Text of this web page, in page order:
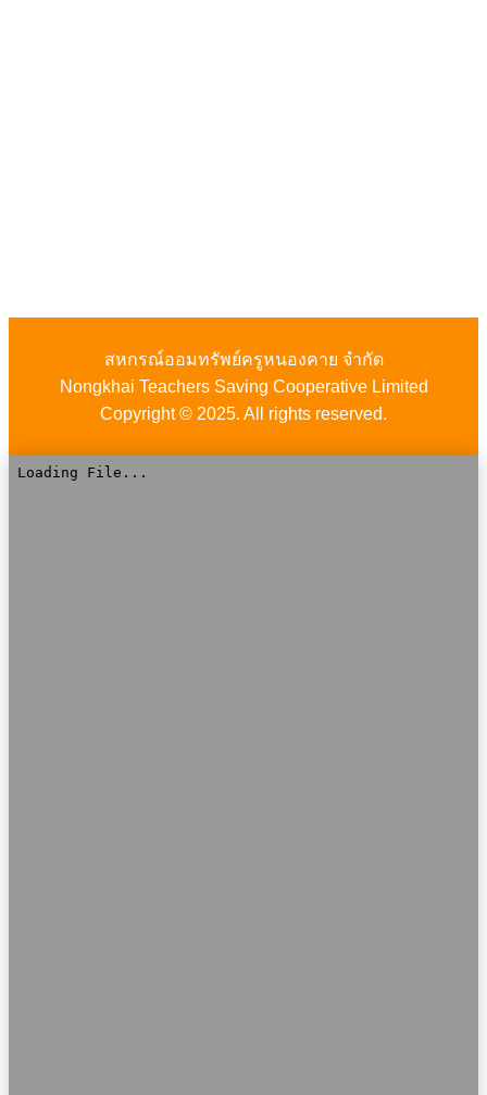
สหกรณ์ออมทรัพย์ครูหนองคาย จำกัด
Nongkhai Teachers Saving Cooperative Limited
Copyright © 2025. All rights reserved.